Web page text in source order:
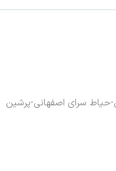
حیاط سرای اصفهانی-پرشین